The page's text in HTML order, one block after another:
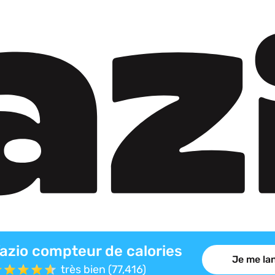
compteur de calories
très bien (77,416)
Je me